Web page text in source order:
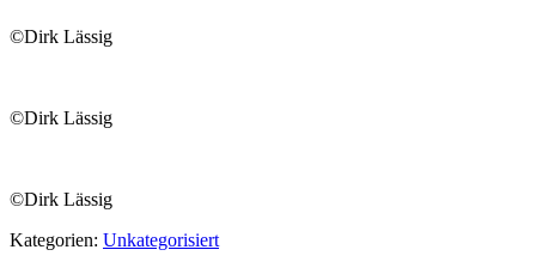
©Dirk Lässig
©Dirk Lässig
©Dirk Lässig
Kategorien: Unkategorisiert